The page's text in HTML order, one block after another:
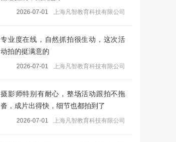
2026-07-01 上海凡智教育科技有限公司
专业度在线，自然抓拍很生动，这次活
动拍的挺满意的
2026-07-01 上海凡智教育科技有限公司
摄影师特别有耐心，整场活动跟拍不拖
沓，成片出得快，细节也都拍到了
2026-07-01 上海凡智教育科技有限公司